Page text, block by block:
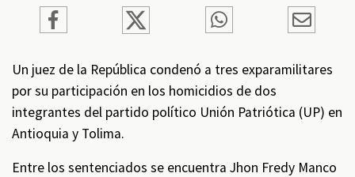
Un juez de la República condenó a tres exparamilitares
por su participación en los homicidios de dos
integrantes del partido político Unión Patriótica (UP) en
Antioquia y Tolima.
Entre los sentenciados se encuentra Jhon Fredy Manco